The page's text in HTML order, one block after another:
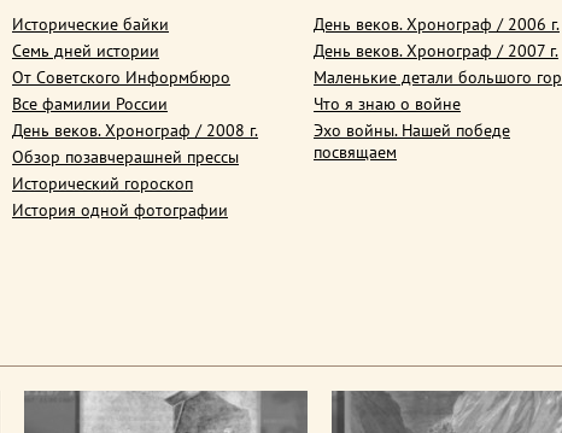
Исторические байки
Семь дней истории
От Советского Информбюро
Все фамилии России
День веков. Хронограф / 2008 г.
Обзор позавчерашней прессы
Исторический гороскоп
История одной фотографии
День веков. Хронограф / 2006 г.
День веков. Хронограф / 2007 г.
Маленькие детали большого
Что я знаю о войне
Эхо войны. Нашей победе
посвящаем